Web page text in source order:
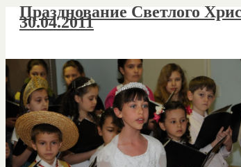
Празднование Светлого
30.04.2011